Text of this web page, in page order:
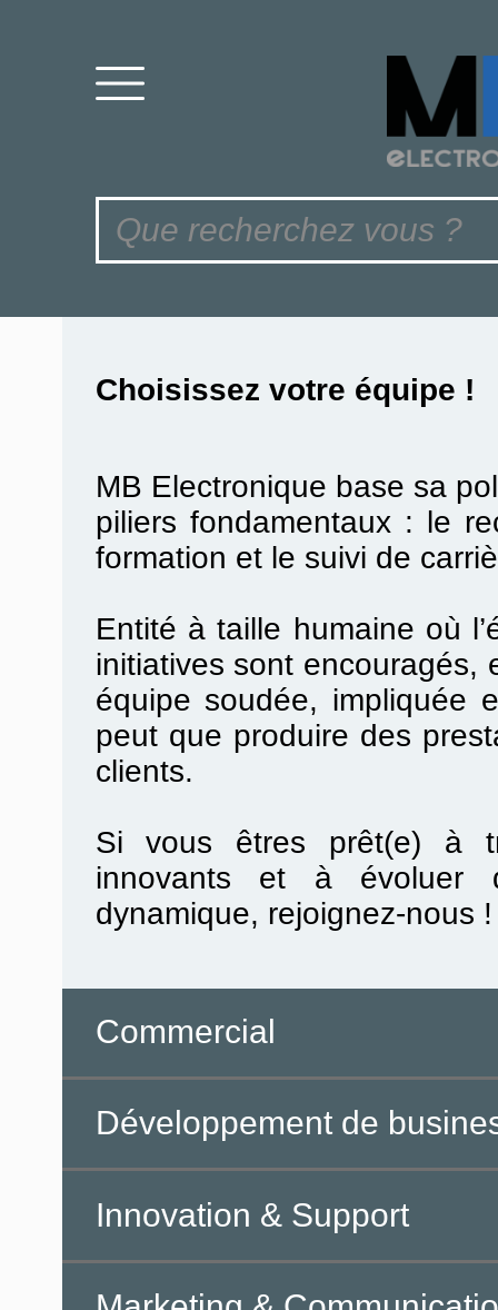
Choisissez votre équipe !
MB Electronique base sa
piliers fondamentaux : le
formation et le suivi de
Entité à taille humaine où l’
initiatives sont encouragés,
équipe soudée, impliquée
peut que produire des
clients.
Si vous êtres prêt(e) à
innovants et à évoluer
dynamique, rejoignez-nous
Commercial
Développement de
Innovation & Support